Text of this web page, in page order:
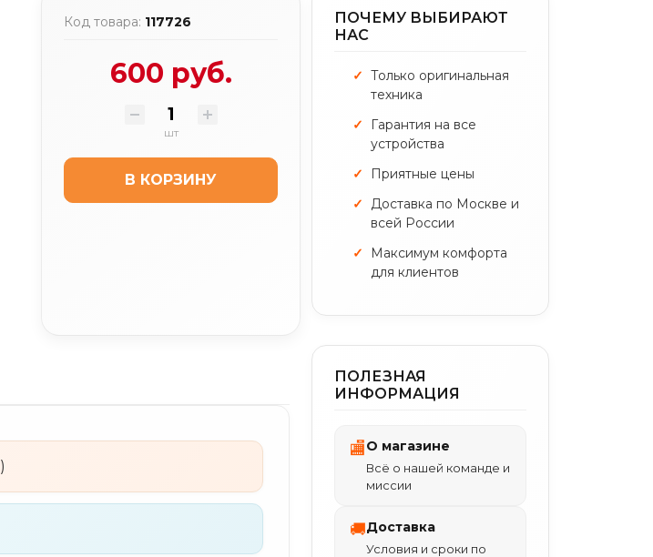
Код товара: 117726
600 руб.
шт
В КОРЗИНУ
)
ПОЧЕМУ ВЫБИРАЮТ
НАС
Только оригинальная
техника
Гарантия на все
устройства
Приятные цены
Доставка по Москве и
всей России
Максимум комфорта
для клиентов
ПОЛЕЗНАЯ
ИНФОРМАЦИЯ
🏬О магазине
Всё о нашей команде и
миссии
🚚Доставка
Условия и сроки по